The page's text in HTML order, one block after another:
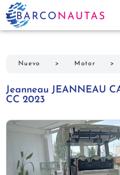
Nuevo > Motor >
Jeanneau JEANNEAU
CC 2023